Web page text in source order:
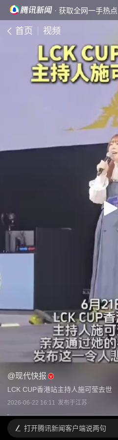
· 获取全网一手热点
首页 视频
@现代快报
LCK CUP香港站主持人施可莹去世
2026-06-22 16:11 发布于江苏
打开腾讯新闻客户端说两句